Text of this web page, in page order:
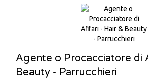
Agente o Procacciatore di
Beauty - Parrucchieri